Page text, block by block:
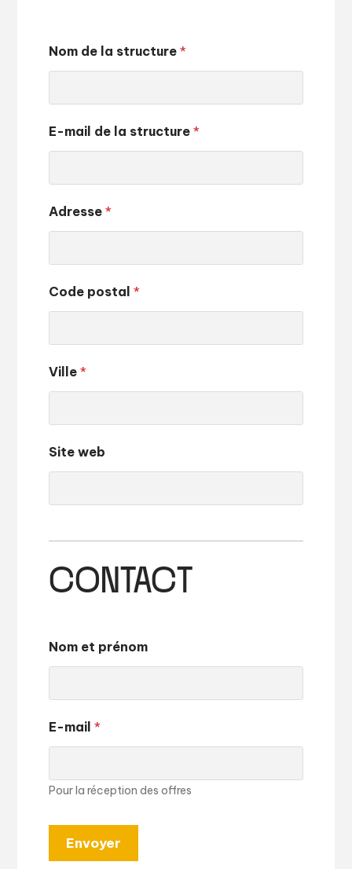
Nom de la structure*
E-mail de la structure*
Adresse*
Code postal*
Ville*
Site web
CONTACT
Nom et prénom
E-mail*
Pour la réception des offres
Envoyer